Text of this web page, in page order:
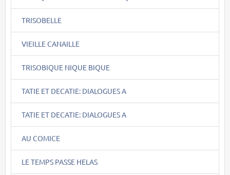
TRISOBELLE
VIEILLE CANAILLE
TRISOBIQUE NIQUE BIQUE
TATIE ET DECATIE: DIALOGUES A
TATIE ET DECATIE: DIALOGUES A
AU COMICE
LE TEMPS PASSE HELAS